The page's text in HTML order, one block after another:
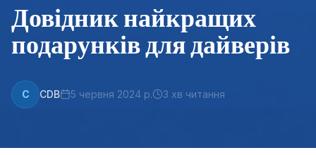
Довідник найкращих
подарунків для дайверів
C CDB 5 червня 2024 р. 3 хв читання